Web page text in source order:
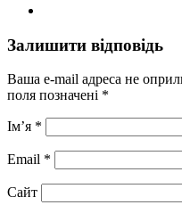
Залишити відповідь
Ваша e-mail адреса не
поля позначені *
Ім’я *
Email *
Сайт